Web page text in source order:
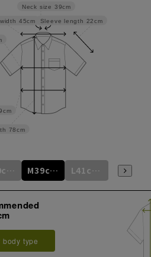
Sleeve length 22cm
Neck size 39cm
78cm
45cm
M39cm/80cm M39cm/84cm L41cm/82cm
body type